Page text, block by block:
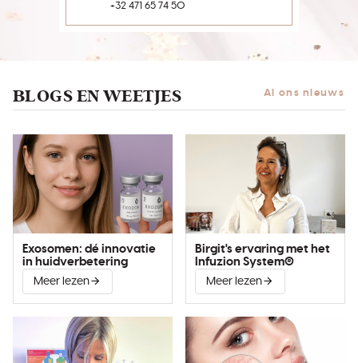
+32 471 65 74 50
BLOGS EN WEETJES Al ons nieuws
Exosomen: dé innovatie
in huidverbetering
Meer lezen
Birgit's ervaring met het
Infuzion System®
Meer lezen